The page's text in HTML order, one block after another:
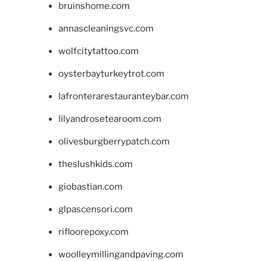
bruinshome.com
annascleaningsvc.com
wolfcitytattoo.com
oysterbayturkeytrot.com
lafronterarestauranteybar.com
lilyandrosetearoom.com
olivesburgberrypatch.com
theslushkids.com
giobastian.com
glpascensori.com
rifloorepoxy.com
woolleymillingandpaving.com